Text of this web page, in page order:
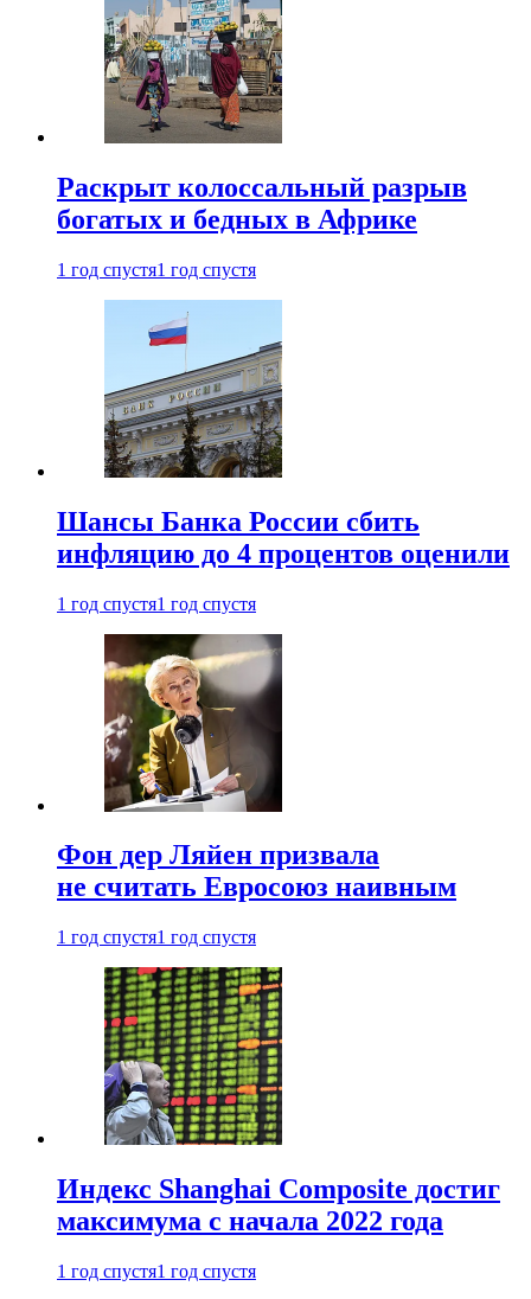
Раскрыт колоссальный разрыв
богатых и бедных в Африке
1 год спустя1 год спустя
Шансы Банка России сбить
инфляцию до 4 процентов оценили
1 год спустя1 год спустя
Фон дер Ляйен призвала
не считать Евросоюз наивным
1 год спустя1 год спустя
Индекс Shanghai Composite достиг
максимума с начала 2022 года
1 год спустя1 год спустя